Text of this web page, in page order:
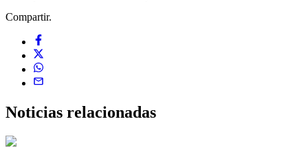
Compartir.
Noticias relacionadas